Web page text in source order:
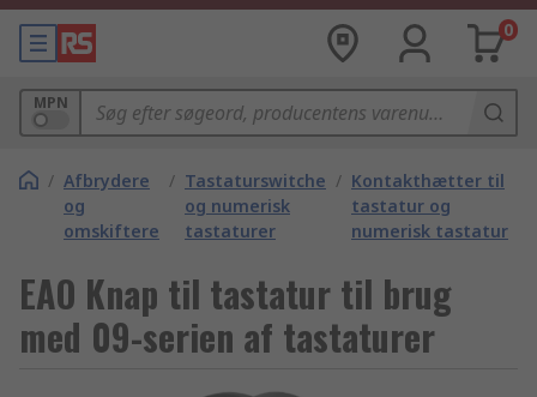
0
MPN
/ Afbrydere
og
omskiftere
/ Tastaturswitche
og numerisk
tastaturer
/ Kontakthætter til
tastatur og
numerisk tastatur
EAO Knap til tastatur til brug
med 09-serien af tastaturer